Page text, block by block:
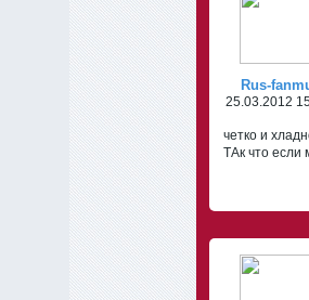
Rus-
25.03.2012
четко и
ТАк что если